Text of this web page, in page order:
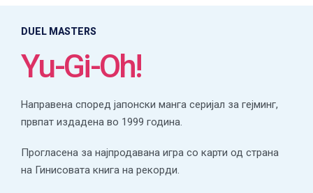
DUEL MASTERS
Yu-Gi-Oh!
Направена според јапонски манга серијал за гејминг,
првпат издадена во 1999 година.
Прогласена за најпродавана игра со карти од страна
на Гинисовата книга на рекорди.